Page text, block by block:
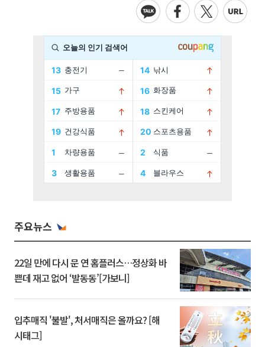
주요뉴스
22일 만에 다시 문 연 홈플러스…정상화 바
쁜데 재고 없어 ‘발동동’[가보니]
입추매직 '불발', 처서매직은 올까요? [해
시태그]